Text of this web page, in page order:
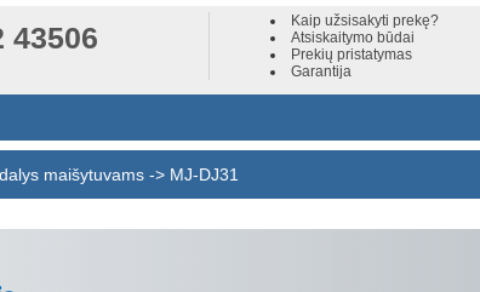
43506
Kaip užsisakyti prekę?
Atsiskaitymo būdai
Prekių pristatymas
Garantija
maišytuvams-> MJ-DJ31